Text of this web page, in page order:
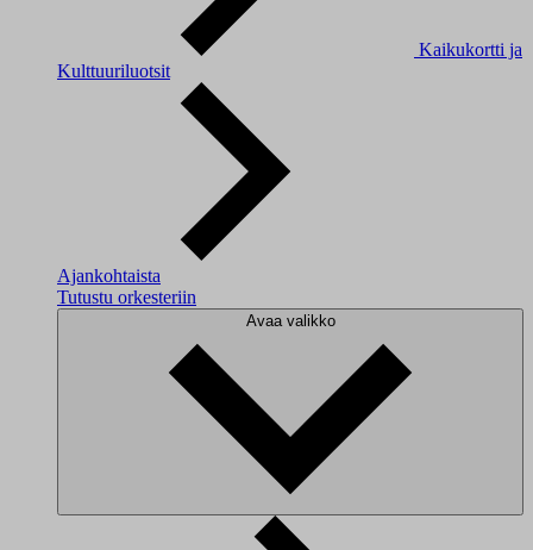
Kaikukortti ja
Kulttuuriluotsit
Ajankohtaista
Tutustu orkesteriin
Avaa valikko